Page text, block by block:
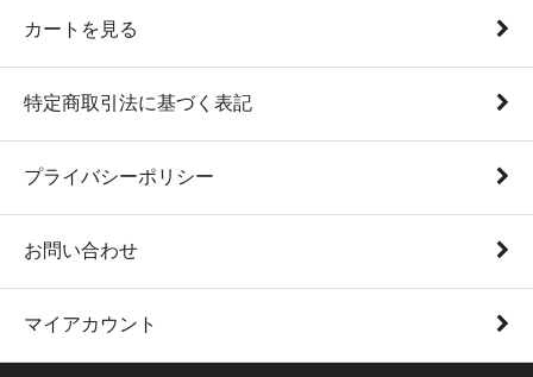
カートを見る
特定商取引法に基づく表記
プライバシーポリシー
お問い合わせ
マイアカウント